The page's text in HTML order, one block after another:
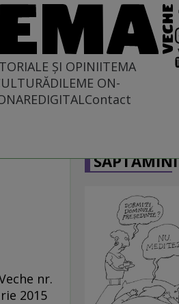
ȘI OPINIITEMA
DILEME ON-
DIGITALContact
nr.
2015